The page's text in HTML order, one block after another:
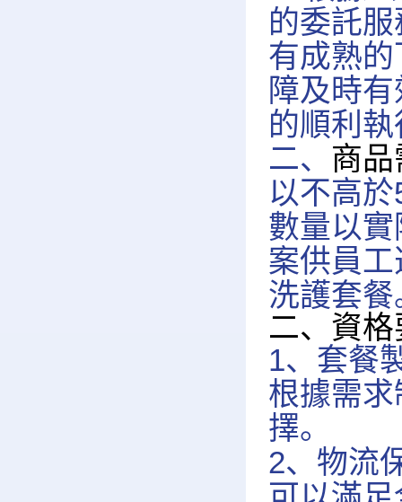
的委託
有成熟
障及時
的順利
二、 商
以不高
數量以
案供員
洗護套餐
二、資
1、套餐
根據需
擇。
2、物流